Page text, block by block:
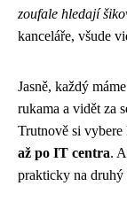
zoufale hledají
kanceláře, všude
Jasně, každý
rukama a vidět za
Trutnově si vybere
až po IT centra.
prakticky na druhý